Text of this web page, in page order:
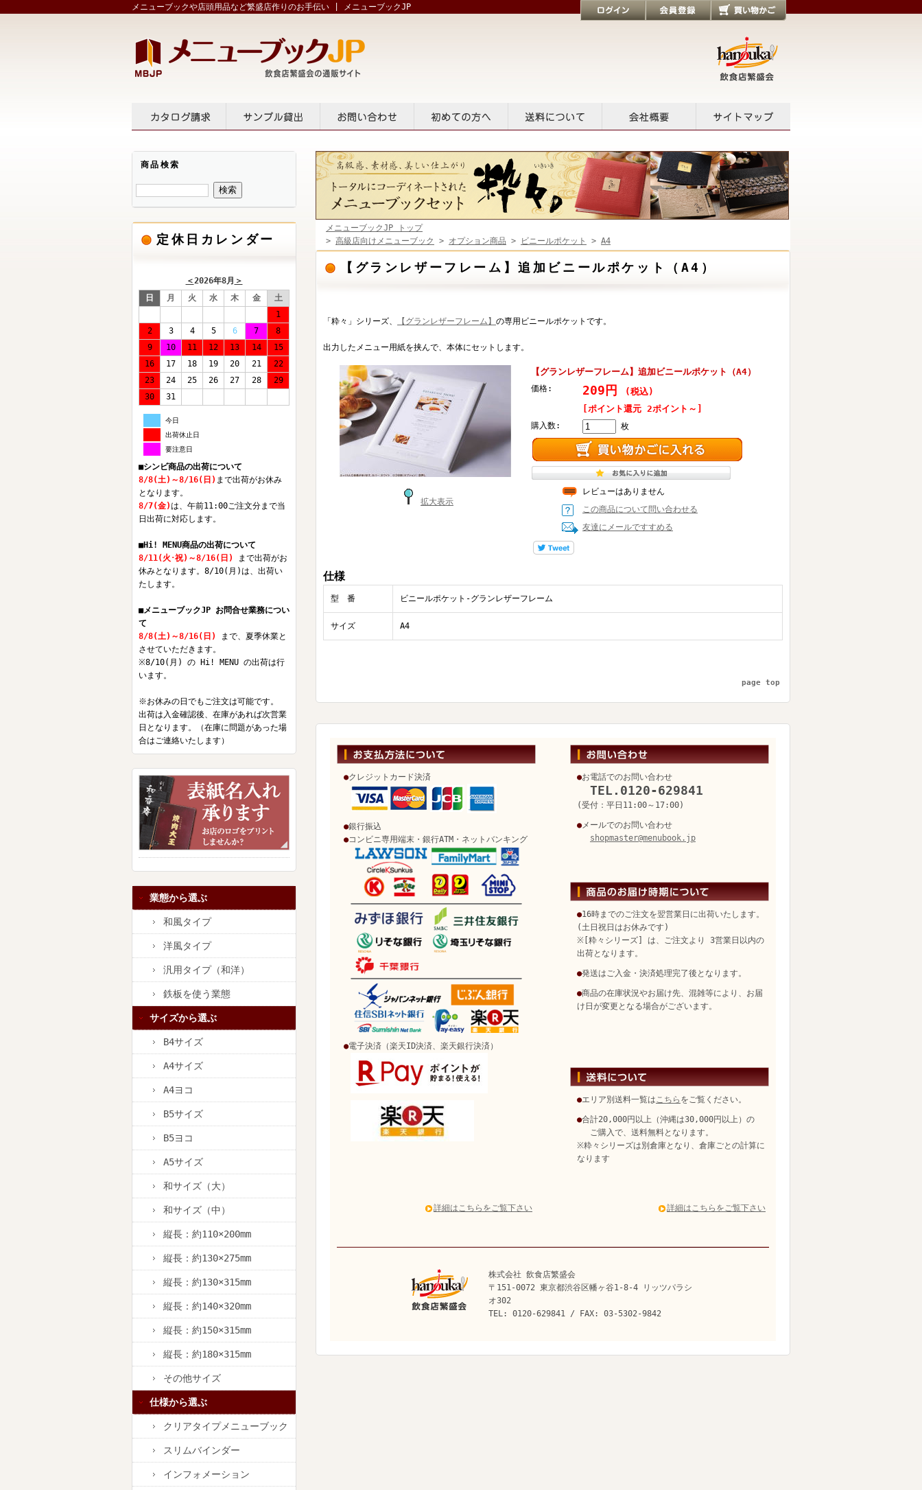
メニューブックや店頭用品など繁盛店作りのお手伝い | メニューブックJP
商品検索
定休日カレンダー
＜2026年8月 ＞
日
月 火 水 木 金
土
1
2
3 4 5 6 7
8
9
10 11 12 13 14
15
16
17 18 19 20 21
22
23
24 25 26 27 28
29
30
31
今日
出荷休止日
要注意日
■シンビ商品の出荷について
8/8(土)～8/16(日) まで出荷がお休み
となります。
8/7(金)は、午前11:00ご注文分まで当
日出荷に対応します。
■Hi! MENU商品の出荷について
8/11(火･祝)～8/16(日)
まで出荷がお
休みとなります。8/10(月)は、出荷い
たします。
■メニューブックJP お問合せ業務につい
て
8/8(土)～8/16(日)
まで、夏季休業と
させていただきます。
※8/10(月) の Hi! MENU の出荷は行
います。
※お休みの日でもご注文は可能です。
出荷は入金確認後、在庫があれば次営業
日となります。（在庫に問題があった場
合はご連絡いたします）
業態から選ぶ
和風タイプ
洋風タイプ
汎用タイプ（和洋）
鉄板を使う業態
サイズから選ぶ
B4サイズ
A4サイズ
A4ヨコ
B5サイズ
B5ヨコ
A5サイズ
和サイズ（大）
和サイズ（中）
縦長：約110×200mm
縦長：約130×275mm
縦長：約130×315mm
縦長：約140×320mm
縦長：約150×315mm
縦長：約180×315mm
その他サイズ
仕様から選ぶ
クリアタイプメニューブック
スリムバインダー
インフォメーション
メニューブックJP トップ
> 高級店向けメニューブック > オプション商品 > ビニールポケット > A4
【グランレザーフレーム】追加ビニールポケット（A4）
「粋々」シリーズ、 【グランレザーフレーム】 の専用ビニールポケットです。
出力したメニュー用紙を挟んで、本体にセットします。
拡大表示
【グランレザーフレーム】追加ビニールポケット（A4）
価格: 209円
(税込)
[ポイント還元 2ポイント～]
購入数: 枚
レビューはありません
この商品について問い合わせる
友達にメールですすめる
仕様
型 番 ビニールポケット-グランレザーフレーム
サイズ A4
page top
●クレジットカード決済
●銀行振込
●コンビニ専用端末・銀行ATM・ネットバンキング
●電子決済（楽天ID決済、楽天銀行決済）
詳細はこちらをご覧下さい
●お電話でのお問い合わせ
TEL.0120-629841
(受付：平日11:00～17:00)
●メールでのお問い合わせ
shopmaster@menubook.jp
●16時までのご注文を翌営業日に出荷いたします。
(土日祝日はお休みです)
※[粋々シリーズ] は、ご注文より 3営業日以内の
出荷となります。
●発送はご入金・決済処理完了後となります。
●商品の在庫状況やお届け先、混雑等により、お届
け日が変更となる場合がございます。
●エリア別送料一覧はこちら をご覧ください。
●合計20,000円以上（沖縄は30,000円以上）の
ご購入で、送料無料となります。
※粋々シリーズは別倉庫となり、倉庫ごとの計算に
なります
詳細はこちらをご覧下さい
株式会社 飲食店繁盛会
〒151-0072 東京都渋谷区幡ヶ谷1-8-4 リッツパラシ
オ302
TEL: 0120-629841 / FAX: 03-5302-9842